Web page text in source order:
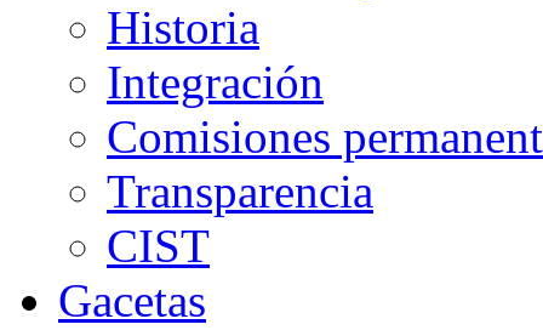
Historia
Integración
Comisiones
Transparencia
CIST
Gacetas